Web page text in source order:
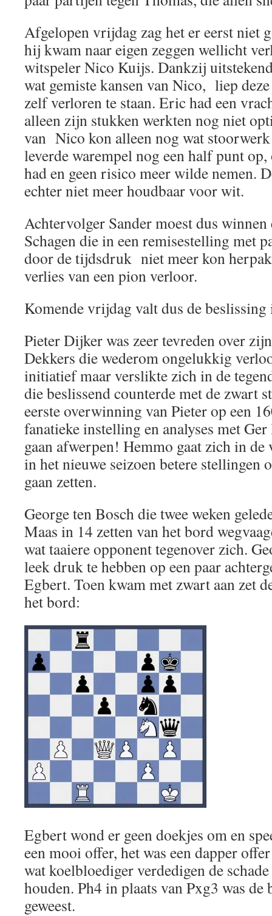
Afgelopen vrijdag zag het er eerst niet
hij kwam naar eigen zeggen wellicht
witspeler Nico Kuijs. Dankzij
wat gemiste kansen van Nico, liep
zelf verloren te staan. Eric had een
alleen zijn stukken werkten nog niet
van Nico kon alleen nog wat
leverde warempel nog een half punt
had en geen risico meer wilde nemen.
echter niet meer houdbaar voor wit.
Achtervolger Sander moest dus winnen
Schagen die in een remisestelling met
door de tijdsdruk niet meer kon
verlies van een pion verloor.
Komende vrijdag valt dus de
Pieter Dijker was zeer tevreden over
Dekkers die wederom ongelukkig
initiatief maar verslikte zich in de
die beslissend counterde met de zwart
eerste overwinning van Pieter op een
fanatieke instelling en analyses met
gaan afwerpen! Hemmo gaat zich in
in het nieuwe seizoen betere stellingen
gaan zetten.
George ten Bosch die twee weken
Maas in 14 zetten van het bord
wat taaiere opponent tegenover zich.
leek druk te hebben op een paar
Egbert. Toen kwam met zwart aan zet
het bord:
Egbert wond er geen doekjes om en
een mooi offer, het was een dapper
wat koelbloediger verdedigen de
houden. Ph4 in plaats van Pxg3 was
geweest.